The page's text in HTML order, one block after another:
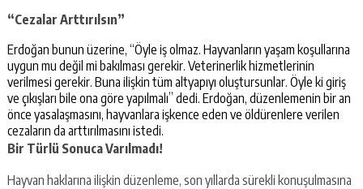
“Cezalar Arttırılsın”
Erdoğan bunun üzerine, “Öyle iş olmaz. Hayvanların yaşam koşullarına
uygun mu değil mi bakılması gerekir. Veterinerlik hizmetlerinin
verilmesi gerekir. Buna ilişkin tüm altyapıyı oluştursunlar. Öyle ki giriş
ve çıkışları bile ona göre yapılmalı” dedi. Erdoğan, düzenlemenin bir an
önce yasalaşmasını, hayvanlara işkence eden ve öldürenlere verilen
cezaların da arttırılmasını istedi.
Bir Türlü Sonuca Varılmadı!
Hayvan haklarına ilişkin düzenleme, son yıllarda sürekli konuşulmasına